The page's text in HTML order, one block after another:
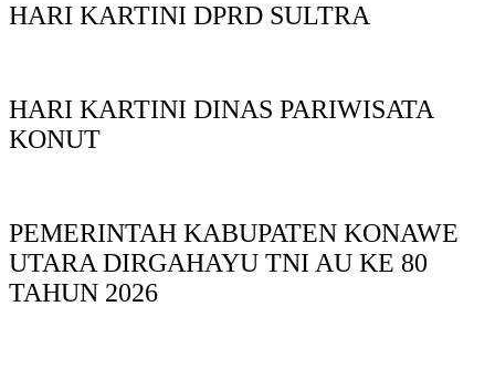
HARI KARTINI DPRD SULTRA
HARI KARTINI DINAS PARIWISATA
KONUT
PEMERINTAH KABUPATEN KONAWE
UTARA DIRGAHAYU TNI AU KE 80
TAHUN 2026